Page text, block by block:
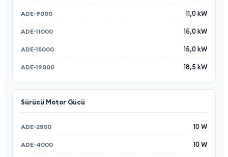
11,0 kW
15,0 kW
15,0 kW
18,5 kW
Sürücü Motor Gücü
10 W
10 W